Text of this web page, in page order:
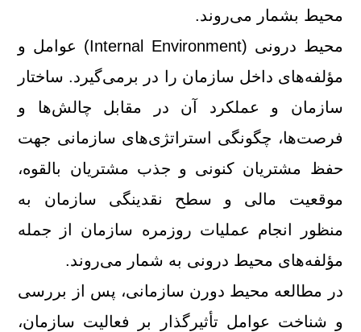
محیط بشمار می‌روند.
محیط درونی (Internal Environment) عوامل و
مؤلفه‌های داخل سازمان را در برمی‌گیرد. ساختار
سازمان و عملكرد آن در مقابل چالش‌ها و
فرصت‌ها، چگونگی استراتژی‌های سازمانی جهت
حفظ مشتریان كنونی و جذب مشتریان بالقوه،
موقعیت مالی و سطح نقدینگی سازمان به
منظور انجام عملیات روزمره سازمان از جمله
مؤلفه‌های محیط درونی به شمار می‌روند.
در مطالعه محیط دورن سازمانی، پس از بررسی
و شناخت عوامل تأثیرگذار بر فعالیت سازمان،